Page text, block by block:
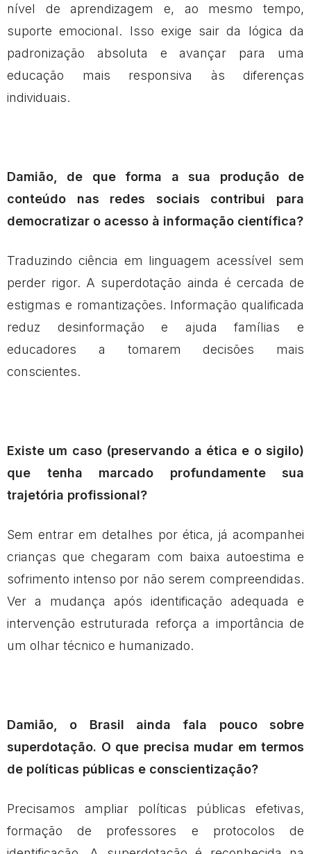
nível de aprendizagem e, ao mesmo tempo,
suporte emocional. Isso exige sair da lógica da
padronização absoluta e avançar para uma
educação mais responsiva às diferenças
individuais.
Damião, de que forma a sua produção de
conteúdo nas redes sociais contribui para
democratizar o acesso à informação científica?
Traduzindo ciência em linguagem acessível sem
perder rigor. A superdotação ainda é cercada de
estigmas e romantizações. Informação qualificada
reduz desinformação e ajuda famílias e
educadores a tomarem decisões mais
conscientes.
Existe um caso (preservando a ética e o sigilo)
que tenha marcado profundamente sua
trajetória profissional?
Sem entrar em detalhes por ética, já acompanhei
crianças que chegaram com baixa autoestima e
sofrimento intenso por não serem compreendidas.
Ver a mudança após identificação adequada e
intervenção estruturada reforça a importância de
um olhar técnico e humanizado.
Damião, o Brasil ainda fala pouco sobre
superdotação. O que precisa mudar em termos
de políticas públicas e conscientização?
Precisamos ampliar políticas públicas efetivas,
formação de professores e protocolos de